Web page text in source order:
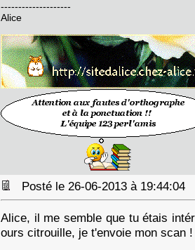
--------------------
Alice
Posté le 26-06-2013 à 19:44:04
Alice, il me semble que tu étais
ours citrouille, je t'envoie mon scan !